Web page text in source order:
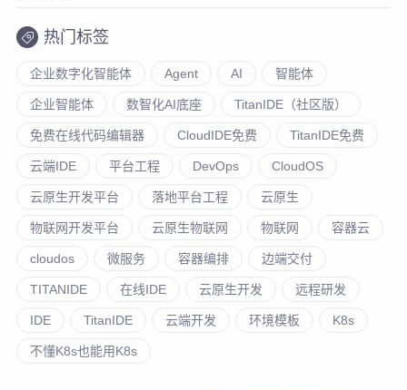
热门标签
企业数字化智能体 Agent AI 智能体
企业智能体 数智化AI底座 TitanIDE（社区版）
免费在线代码编辑器 CloudIDE免费 TitanIDE免费
云端IDE 平台工程 DevOps CloudOS
云原生开发平台 落地平台工程 云原生
物联网开发平台 云原生物联网 物联网 容器云
cloudos 微服务 容器编排 边端交付
TITANIDE 在线IDE 云原生开发 远程研发
IDE TitanIDE 云端开发 环境模板 K8s
不懂K8s也能用K8s